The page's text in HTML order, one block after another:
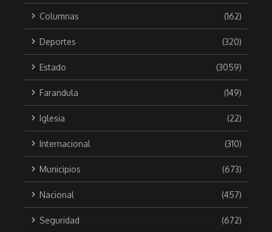
Columnas (162)
Deportes (320)
Estado (3059)
Farandula (149)
Iglesia (22)
Internacional (310)
Municipios (673)
Nacional (457)
Seguridad (672)